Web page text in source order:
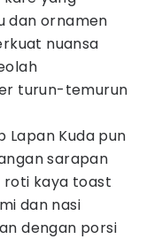
dan ornamen
nuansa
turun-temurun
Lapan Kuda pun
sarapan
roti kaya toast
dan nasi
dengan porsi